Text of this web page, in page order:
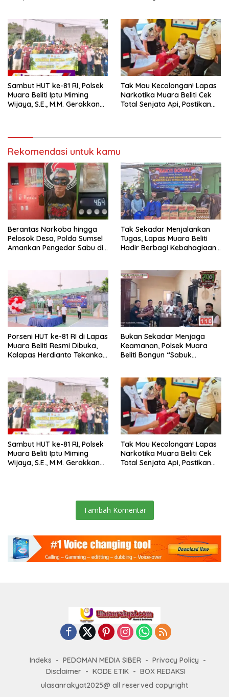
Sambut HUT ke-81 RI, Polsek
Muara Beliti Iptu Miming
Wijaya, S.E., M.M. Gerakkan
Tak Mau Kecolongan! Lapas
Narkotika Muara Beliti Cek
Total Senjata Api, Pastikan
Rekomendasi untuk kamu
Berantas Narkoba hingga
Pelosok Desa, Polda Sumsel
Amankan Pengedar Sabu di
Tak Sekadar Menjalankan
Tugas, Lapas Muara Beliti
Hadir Berbagi Kebahagiaan
Porseni HUT ke-81 RI di Lapas
Muara Beliti Resmi Dibuka,
Kalapas Herdianto Tekankan
Bukan Sekadar Menjaga
Keamanan, Polsek Muara
Beliti Bangun “Sabuk
Sambut HUT ke-81 RI, Polsek
Muara Beliti Iptu Miming
Wijaya, S.E., M.M. Gerakkan
Tak Mau Kecolongan! Lapas
Narkotika Muara Beliti Cek
Total Senjata Api, Pastikan
Tambah Komentar
Indeks PEDOMAN MEDIA SIBER
Privacy Policy
Disclaimer
KODE ETIK
BOX REDAKSI
ulasanrakyat2025@ all reserved copyright